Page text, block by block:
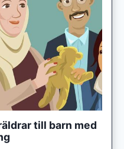
till barn med